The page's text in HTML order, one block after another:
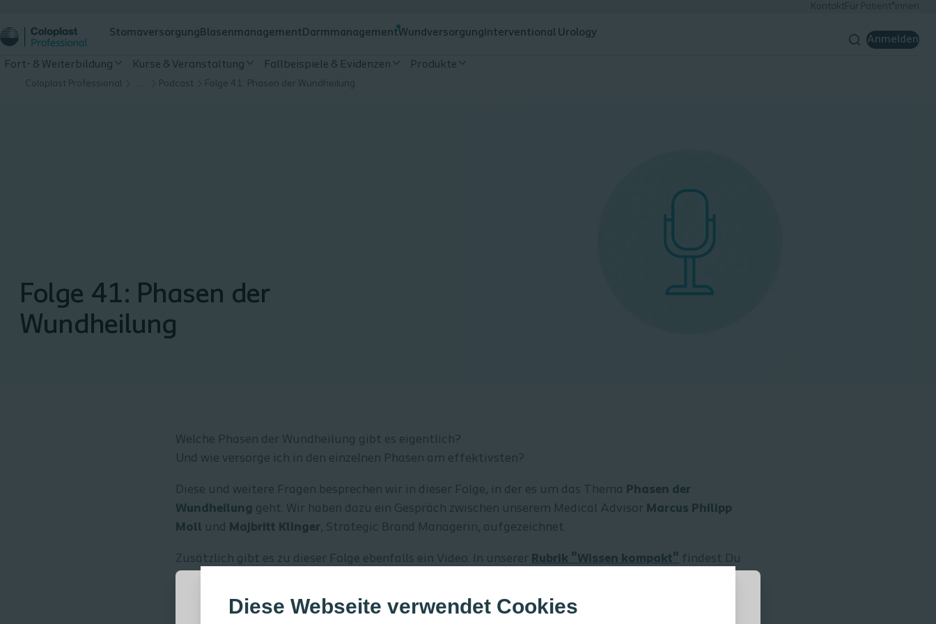
Diese Webseite verwendet Cookies
KontaktFür Patient*innen
Stomaversorgung Blasenmanagement DarmmanagementWundversorgung Interventional Urology
Anmelden
Fort- & Weiterbildung Kurse & Veranstaltung Fallbeispiele & Evidenzen Produkte
Coloplast Professional Podcast Folge 41: Phasen der Wundheilung
Folge 41: Phasen der
Wundheilung
Welche Phasen der Wundheilung gibt es eigentlich?
Und wie versorge ich in den einzelnen Phasen am effektivsten?
Diese und weitere Fragen besprechen wir in dieser Folge, in der es um das Thema Phasen der
Wundheilung geht. Wir haben dazu ein Gespräch zwischen unserem Medical Advisor Marcus Philipp
Moll und Majbritt Klinger, Strategic Brand Managerin, aufgezeichnet.
Zusätzlich gibt es zu dieser Folge ebenfalls ein Video. In unserer Rubrik "Wissen kompakt" findest Du
dieses und weitere Fortbildungsvideos. Aufgepasst: Mit dem kostenlosen Coloplast® Professional Konto
kannst Du alle Videos in voller Länge ansehen!